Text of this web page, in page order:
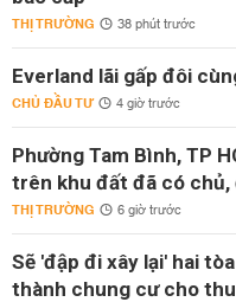
THỊ TRƯỜNG 38 phút trước
Everland lãi gấp đôi
CHỦ ĐẦU TƯ 4 giờ trước
Phường Tam Bình, TP
trên khu đất đã có chủ,
THỊ TRƯỜNG 6 giờ trước
Sẽ 'đập đi xây lại' hai
thành chung cư cho